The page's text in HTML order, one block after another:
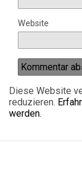
Website
Diese Website
reduzieren.
werden.